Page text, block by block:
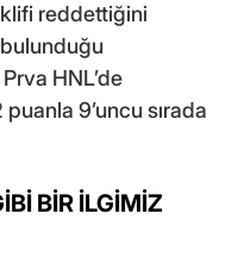
reddettiğini
bulunduğu
HNL’de
9’uncu sırada
BİR İLGİMİZ